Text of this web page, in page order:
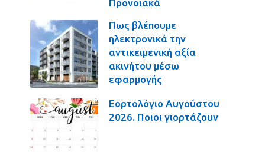
Προνοιακά
Πως βλέπουμε
ηλεκτρονικά την
αντικειμενική αξία
ακινήτου μέσω
εφαρμογής
Εορτολόγιο Αυγούστου
2026. Ποιοι γιορτάζουν